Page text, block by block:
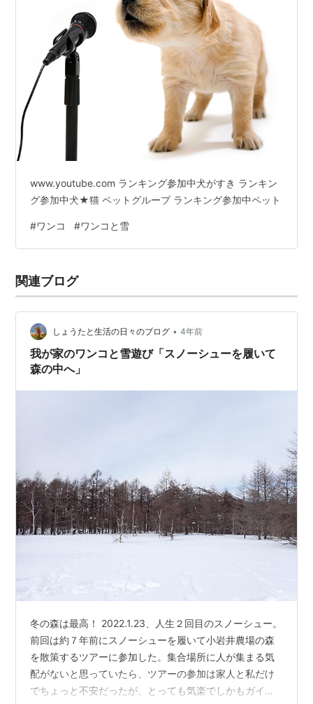
www.youtube.com ランキング参加中犬がすき ランキン
グ参加中犬★猫 ペットグループ ランキング参加中ペット
#ワンコ #ワンコと雪
関連ブログ
しょうたと生活の日々のブログ • 4年前
我が家のワンコと雪遊び「スノーシューを履いて
森の中へ」
冬の森は最高！ 2022.1.23、人生２回目のスノーシュー。
前回は約７年前にスノーシューを履いて小岩井農場の森
を散策するツアーに参加した。集合場所に人が集まる気
配がないと思っていたら、ツアーの参加は家人と私だけ
でちょっと不安だったが、とっても気楽でしかもガイド